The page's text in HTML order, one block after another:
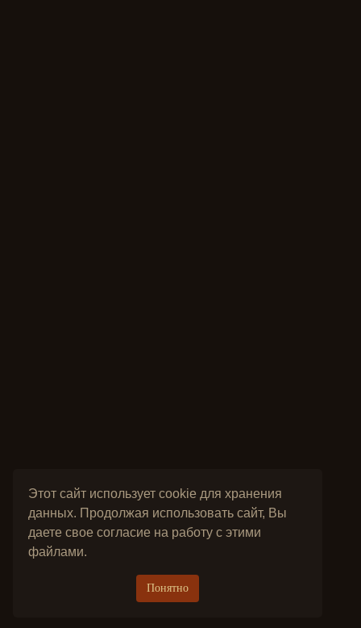
Этот сайт использует cookie для хранения
данных. Продолжая использовать сайт, Вы
даете свое согласие на работу с этими
файлами.
Понятно